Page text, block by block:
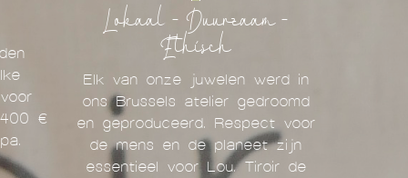
€
Lokaal - Duurzaam -
Ethisch
Elk van onze juwelen werd in
ons Brussels atelier gedroomd
en geproduceerd. Respect voor
de mens en de planeet zijn
essentieel voor Lou. Tiroir de